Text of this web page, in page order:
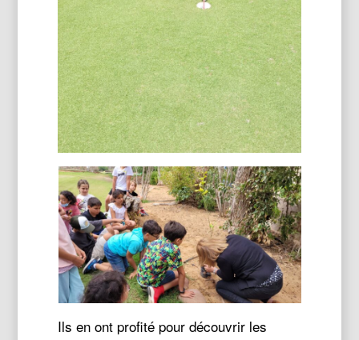
Ils en ont profité pour découvrir les